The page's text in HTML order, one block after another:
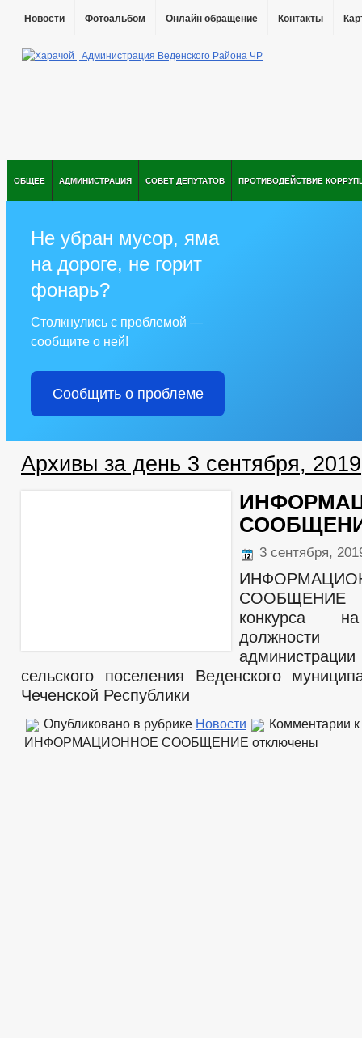
Новости Фотоальбом Онлайн обращение Контакты
ОБЩЕЕ АДМИНИСТРАЦИЯ СОВЕТ ДЕПУТАТОВ ПРОТИВОДЕЙСТВИЕ
Не убран мусор, яма
на дороге, не горит
фонарь?
Столкнулись с проблемой —
сообщите о ней!
Сообщить о проблеме
Архивы за день 3 сентября, 2019
3 сентября,
СООБЩЕНИЕ
конкурса
сельского поселения Веденского
Чеченской Республики
Опубликовано в рубрике Новости Комментарии
ИНФОРМАЦИОННОЕ СООБЩЕНИЕ отключены